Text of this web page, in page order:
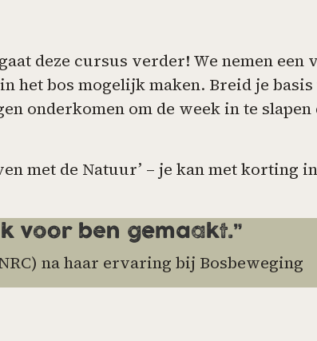
deze cursus verder! We nemen een
het bos mogelijk maken. Breid je
onderkomen om de week in te
met de Natuur’ – je kan met korting
voor ben gemaakt.”
na haar ervaring bij Bosbeweging